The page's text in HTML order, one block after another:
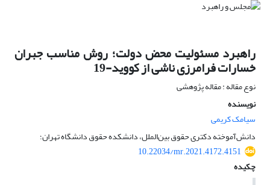
راهبرد مسئولیت محض دولت‌؛ روش مناسب جبران
خسارات فرامرزی ناشی از کووید-19
نوع مقاله : مقاله پژوهشی
نویسنده
سیامک کریمی
دانش‌آموخته دکتری حقوق بین‌الملل، دانشکده حقوق دانشگاه تهران؛
10.22034/mr.2021.4172.4151
چکیده